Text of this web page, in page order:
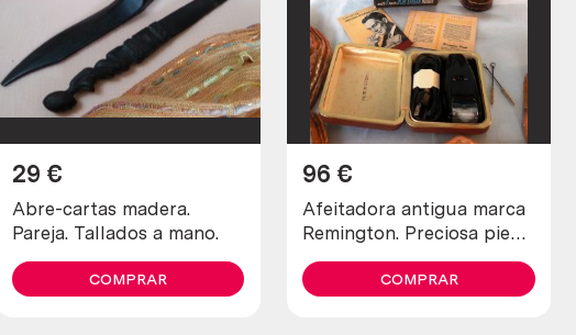
Abre-cartas madera.
Pareja. Tallados a mano.
29 €
COMPRAR
Afeitadora antigua marca
Remington. Preciosa pieza
de colección
96 €
COMPRAR